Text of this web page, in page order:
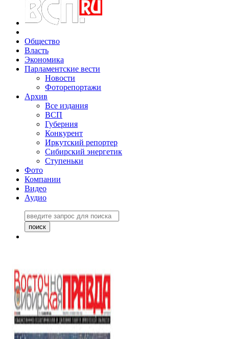
Общество
Власть
Экономика
Парламентские вести
Новости
Фоторепортажи
Архив
Все издания
ВСП
Губерния
Конкурент
Иркутский репортер
Сибирский энергетик
Ступеньки
Фото
Компании
Видео
Аудио